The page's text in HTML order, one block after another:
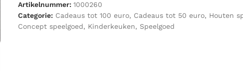
Artikelnummer: 1000260
Categorie: Cadeaus tot 100 euro, Cadeaus tot 50 euro, Houten
Concept speelgoed, Kinderkeuken, Speelgoed